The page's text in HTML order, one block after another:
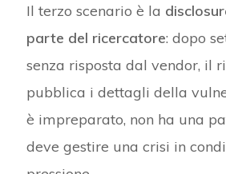
Il terzo scenario è la
parte del ricercatore: dopo
senza risposta dal vendor, il
pubblica i dettagli della
è impreparato, non ha una
deve gestire una crisi in